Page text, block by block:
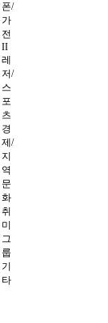
폰/
가
전
II
레
저/
스
포
츠
경
제/
지
역
문
화
취
미
그
룹
기
타